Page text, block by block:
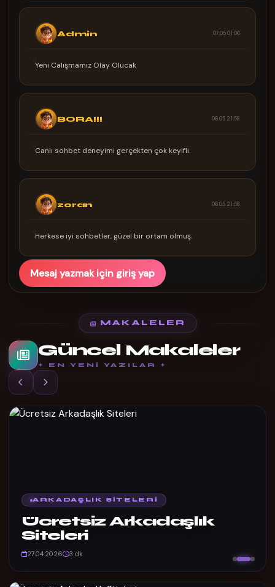
Admin 07.05 01:06
“Yeni Calışmamız Olay Olucak
BORA!!! 06.05 21:58
“Canlı sohbet deneyimi gerçekten çok keyifli.
zoran 06.05 21:58
“Herkese iyi sohbetler, güzel bir ortam olmuş.
Mesaj yazmak için giriş yap
MAKALELER
Güncel Makaleler
✦ EN YENI YAZILAR ✦
ARKADAŞLIK SITELERI
Ücretsiz Arkadaşlık
Siteleri
27.04.2026 3 dk